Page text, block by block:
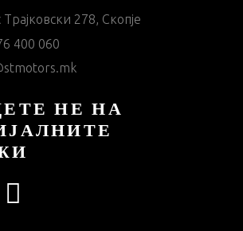
278, Скопје
400 060
НЕ НА